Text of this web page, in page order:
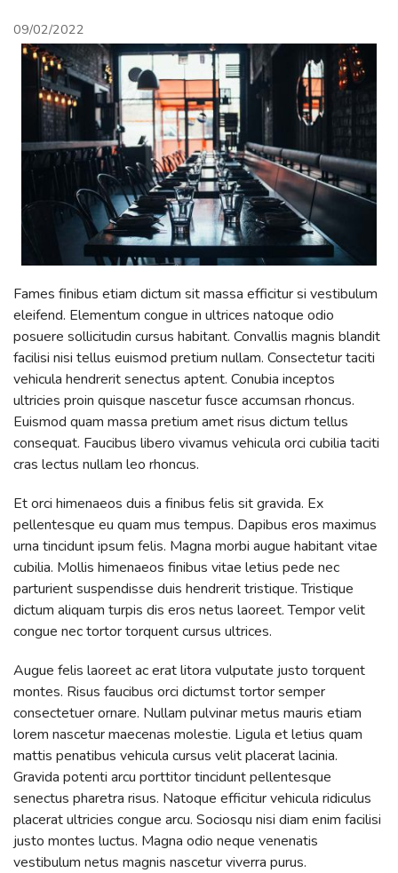
09/02/2022
Fames finibus etiam dictum sit massa efficitur si vestibulum
eleifend. Elementum congue in ultrices natoque odio
posuere sollicitudin cursus habitant. Convallis magnis blandit
facilisi nisi tellus euismod pretium nullam. Consectetur taciti
vehicula hendrerit senectus aptent. Conubia inceptos
ultricies proin quisque nascetur fusce accumsan rhoncus.
Euismod quam massa pretium amet risus dictum tellus
consequat. Faucibus libero vivamus vehicula orci cubilia taciti
cras lectus nullam leo rhoncus.
Et orci himenaeos duis a finibus felis sit gravida. Ex
pellentesque eu quam mus tempus. Dapibus eros maximus
urna tincidunt ipsum felis. Magna morbi augue habitant vitae
cubilia. Mollis himenaeos finibus vitae letius pede nec
parturient suspendisse duis hendrerit tristique. Tristique
dictum aliquam turpis dis eros netus laoreet. Tempor velit
congue nec tortor torquent cursus ultrices.
Augue felis laoreet ac erat litora vulputate justo torquent
montes. Risus faucibus orci dictumst tortor semper
consectetuer ornare. Nullam pulvinar metus mauris etiam
lorem nascetur maecenas molestie. Ligula et letius quam
mattis penatibus vehicula cursus velit placerat lacinia.
Gravida potenti arcu porttitor tincidunt pellentesque
senectus pharetra risus. Natoque efficitur vehicula ridiculus
placerat ultricies congue arcu. Sociosqu nisi diam enim facilisi
justo montes luctus. Magna odio neque venenatis
vestibulum netus magnis nascetur viverra purus.